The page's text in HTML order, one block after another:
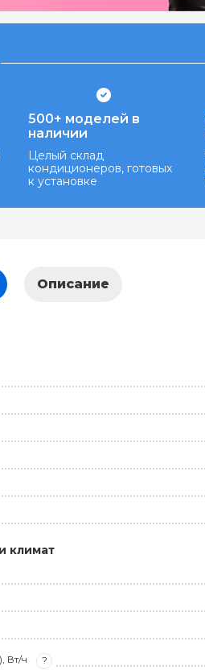
500+ моделей в
наличии
Целый склад
кондиционеров, готовых
к установке
Описание
климат
Вт/ч ?